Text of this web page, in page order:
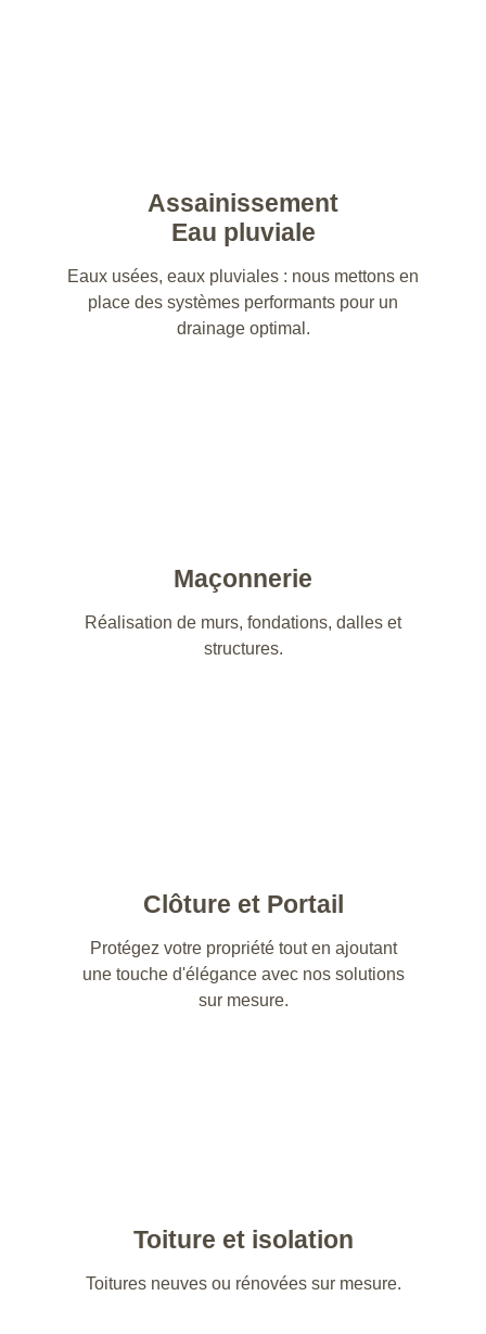
Assainissement
Eau pluviale
Eaux usées, eaux pluviales : nous mettons en
place des systèmes performants pour un
drainage optimal.
Maçonnerie
Réalisation de murs, fondations, dalles et
structures.
Clôture et Portail
Protégez votre propriété tout en ajoutant
une touche d'élégance avec nos solutions
sur mesure.
Toiture et isolation
Toitures neuves ou rénovées sur mesure.